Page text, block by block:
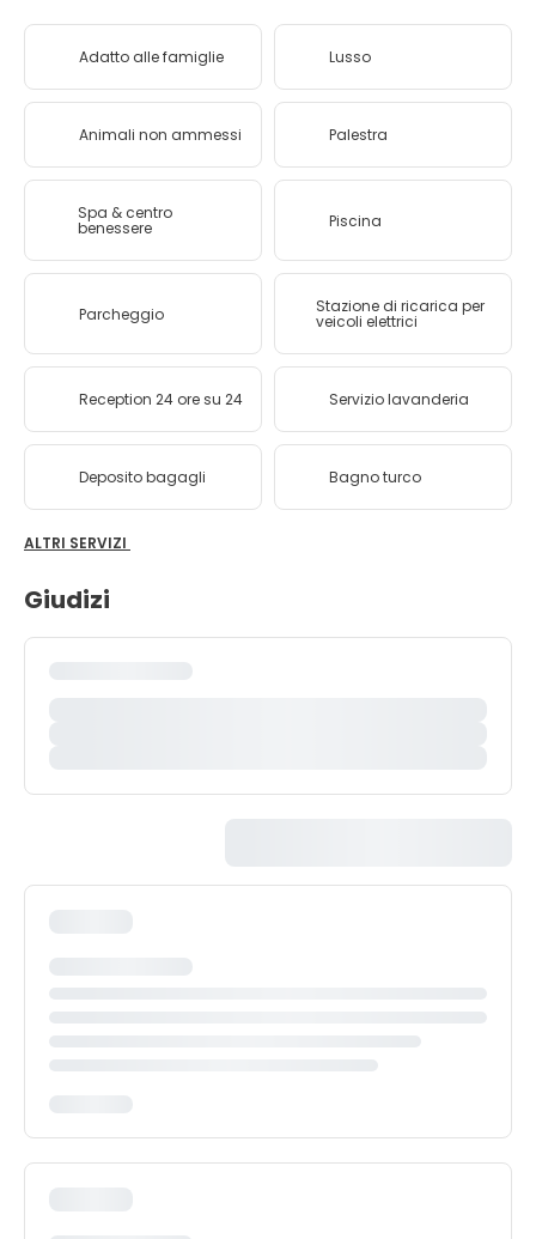
Adatto alle famiglie Lusso
Animali non ammessi Palestra
Spa & centro
benessere Piscina
Parcheggio Stazione di ricarica per
veicoli elettrici
Reception 24 ore su 24 Servizio lavanderia
Deposito bagagli Bagno turco
ALTRI SERVIZI
Giudizi